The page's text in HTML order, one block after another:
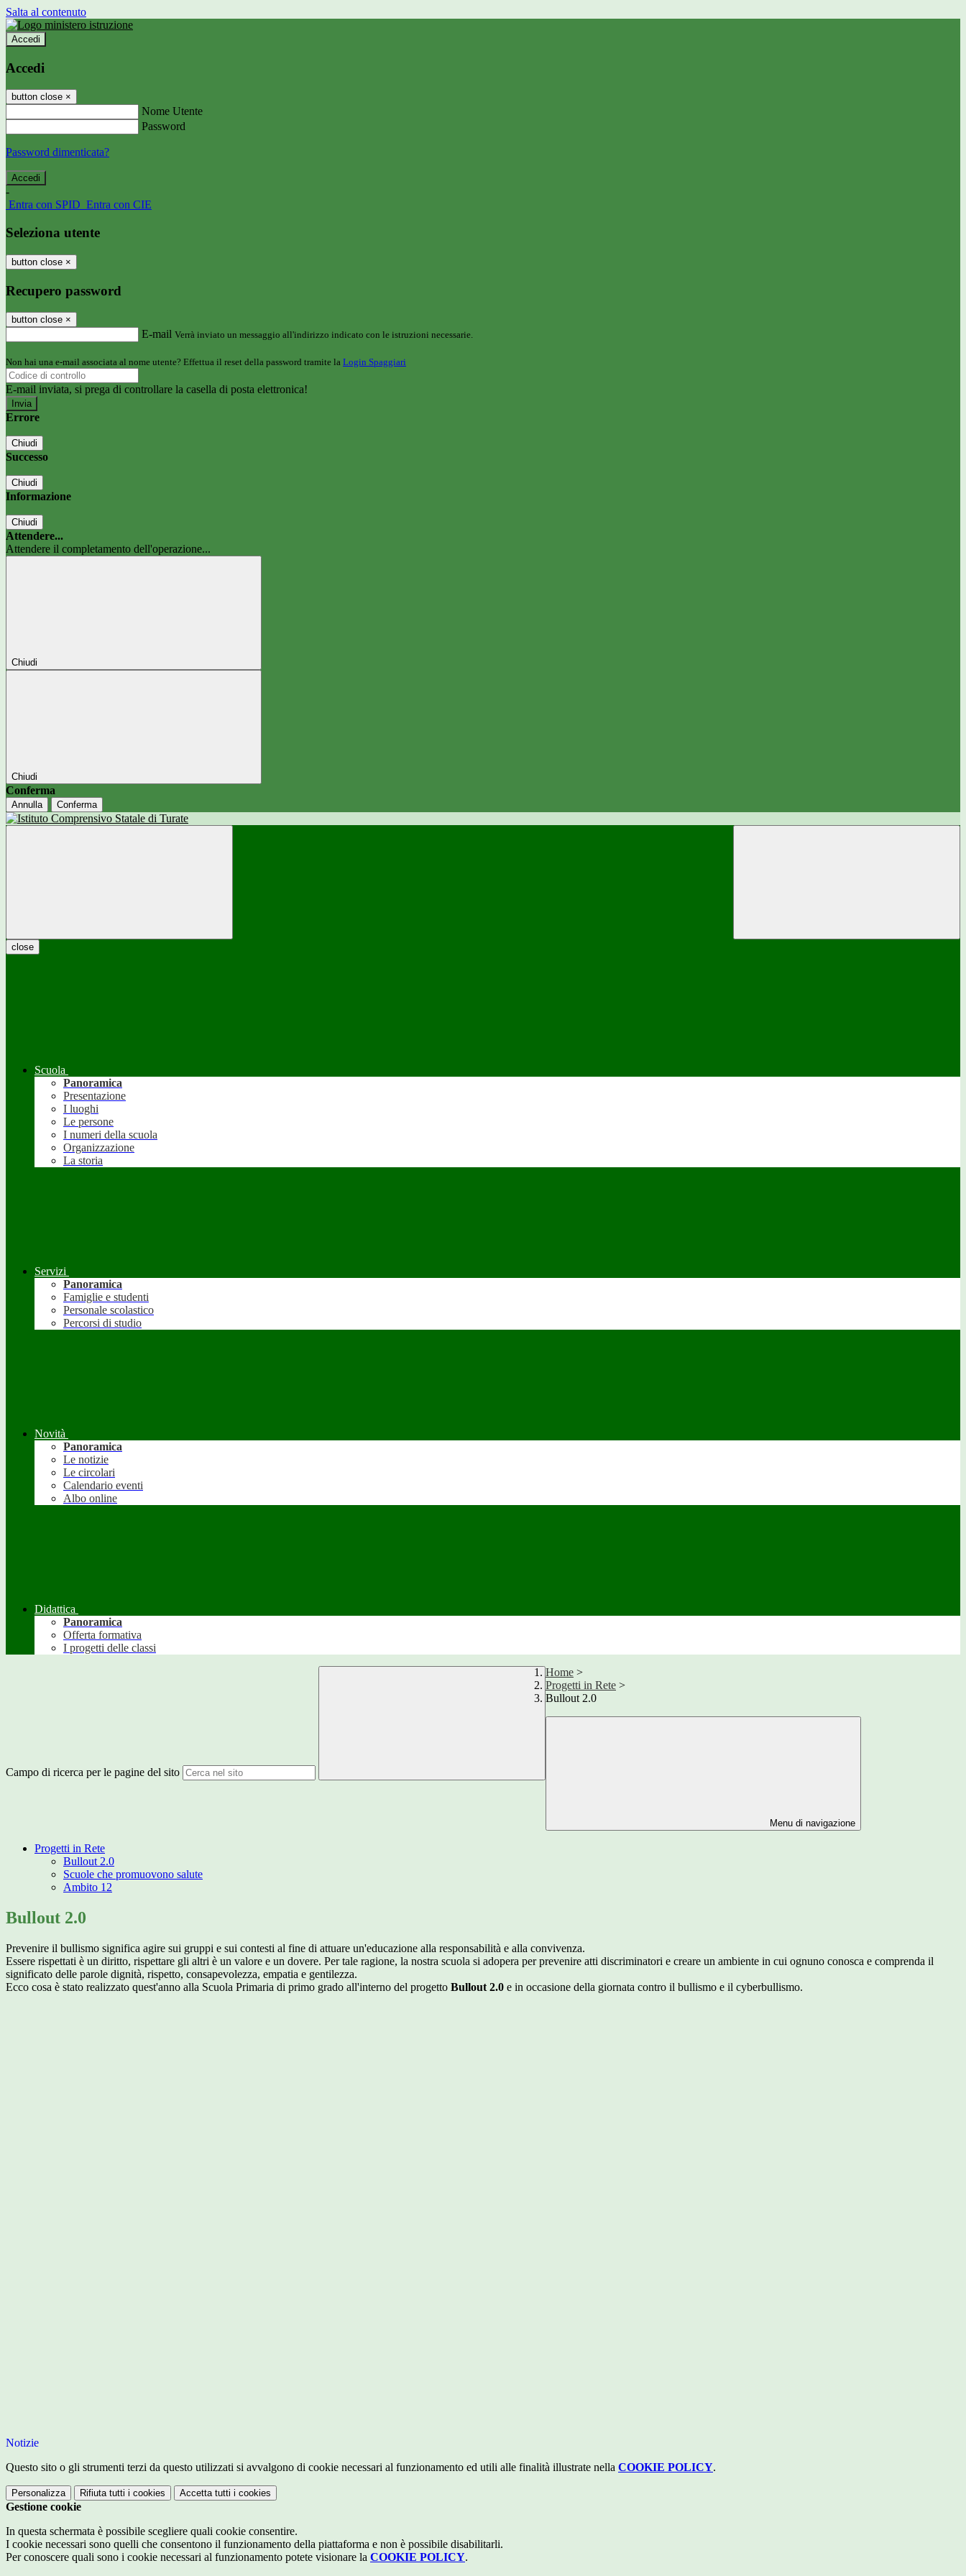
Salta al contenuto
Accedi
Accedi
button close ×
Nome Utente
Password
Password dimenticata?
-
Entra con SPID Entra con CIE
Seleziona utente
button close ×
Recupero password
button close ×
E-mail Verrà inviato un messaggio all'indirizzo indicato con le istruzioni necessarie.
Non hai una e-mail associata al nome utente? Effettua il reset della password tramite la Login Spaggiari
E-mail inviata, si prega di controllare la casella di posta elettronica!
Errore
Chiudi
Successo
Chiudi
Informazione
Chiudi
Attendere...
Attendere il completamento dell'operazione...
Chiudi
Chiudi
Conferma
Annulla Conferma
close
Scuola
Panoramica
Presentazione
I luoghi
Le persone
I numeri della scuola
Organizzazione
La storia
Servizi
Panoramica
Famiglie e studenti
Personale scolastico
Percorsi di studio
Novità
Panoramica
Le notizie
Le circolari
Calendario eventi
Albo online
Didattica
Panoramica
Offerta formativa
I progetti delle classi
Campo di ricerca per le pagine del sito
Home >
Progetti in Rete >
Bullout 2.0
Menu di navigazione
Progetti in Rete
Bullout 2.0
Scuole che promuovono salute
Ambito 12
Bullout 2.0
Prevenire il bullismo significa agire sui gruppi e sui contesti al fine di attuare un'educazione alla responsabilità e alla convivenza.
Essere rispettati è un diritto, rispettare gli altri è un valore e un dovere. Per tale ragione, la nostra scuola si adopera per prevenire atti discriminatori e creare un ambiente in cui ognuno conosca e comprenda il
significato delle parole dignità, rispetto, consapevolezza, empatia e gentilezza.
Ecco cosa è stato realizzato quest'anno alla Scuola Primaria di primo grado all'interno del progetto Bullout 2.0 e in occasione della giornata contro il bullismo e il cyberbullismo.
Notizie
Questo sito o gli strumenti terzi da questo utilizzati si avvalgono di cookie necessari al funzionamento ed utili alle finalità illustrate nella COOKIE POLICY.
Personalizza Rifiuta tutti i cookies Accetta tutti i cookies
Gestione cookie
In questa schermata è possibile scegliere quali cookie consentire.
I cookie necessari sono quelli che consentono il funzionamento della piattaforma e non è possibile disabilitarli.
Per conoscere quali sono i cookie necessari al funzionamento potete visionare la COOKIE POLICY.